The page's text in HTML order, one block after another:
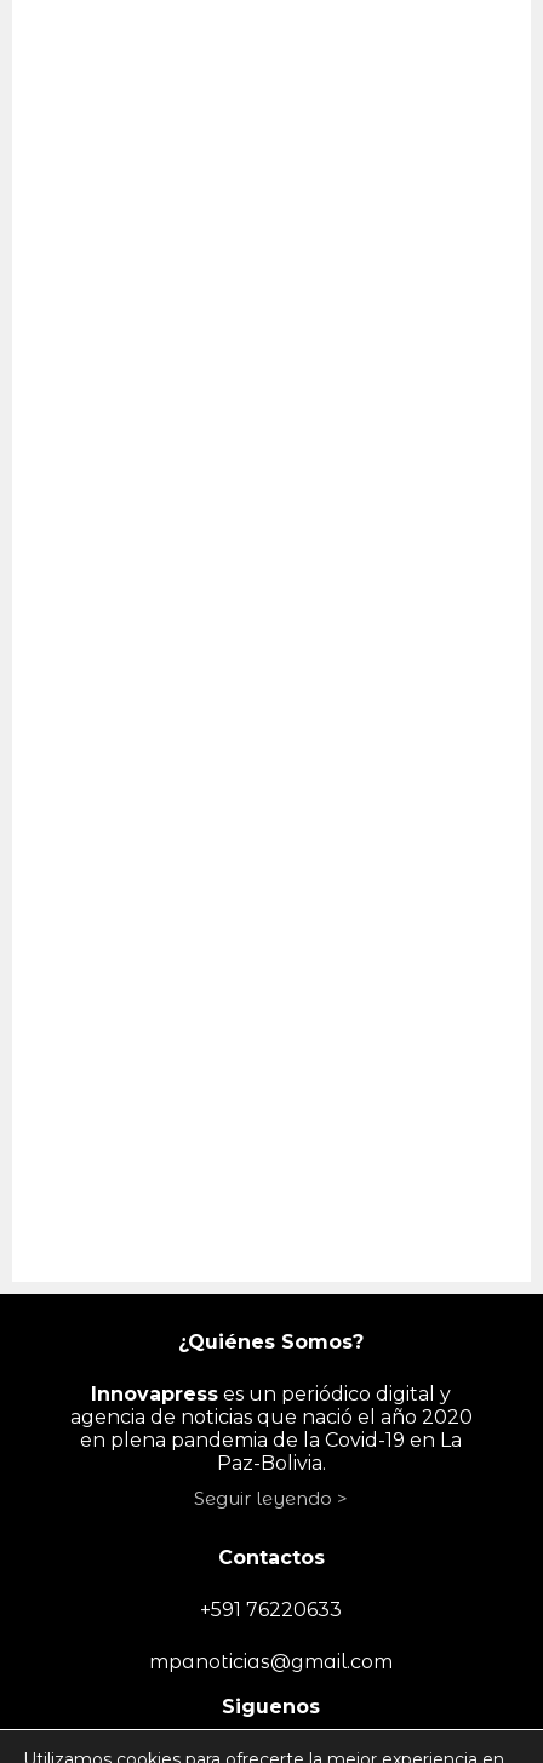
¿Quiénes Somos?
Innovapress es un periódico digital y
agencia de noticias que nació el año 2020
en plena pandemia de la Covid-19 en La
Paz-Bolivia.
Seguir leyendo >
Contactos
+591 76220633
mpanoticias@gmail.com
Siguenos